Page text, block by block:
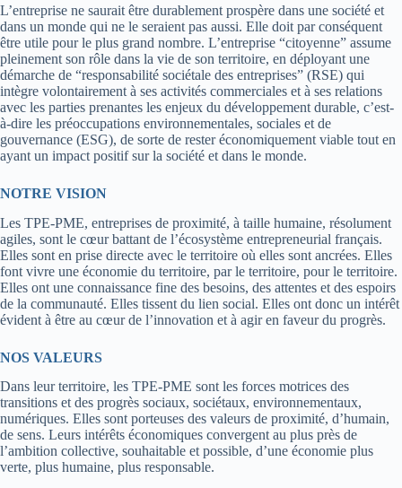
L’entreprise ne saurait être durablement prospère dans une société et
dans un monde qui ne le seraient pas aussi. Elle doit par conséquent
être utile pour le plus grand nombre. L’entreprise “citoyenne” assume
pleinement son rôle dans la vie de son territoire, en déployant une
démarche de “responsabilité sociétale des entreprises” (RSE) qui
intègre volontairement à ses activités commerciales et à ses relations
avec les parties prenantes les enjeux du développement durable, c’est-
à-dire les préoccupations environnementales, sociales et de
gouvernance (ESG), de sorte de rester économiquement viable tout en
ayant un impact positif sur la société et dans le monde.
NOTRE VISION
Les TPE-PME, entreprises de proximité, à taille humaine, résolument
agiles, sont le cœur battant de l’écosystème entrepreneurial français.
Elles sont en prise directe avec le territoire où elles sont ancrées. Elles
font vivre une économie du territoire, par le territoire, pour le territoire.
Elles ont une connaissance fine des besoins, des attentes et des espoirs
de la communauté. Elles tissent du lien social. Elles ont donc un intérêt
évident à être au cœur de l’innovation et à agir en faveur du progrès.
NOS VALEURS
Dans leur territoire, les TPE-PME sont les forces motrices des
transitions et des progrès sociaux, sociétaux, environnementaux,
numériques. Elles sont porteuses des valeurs de proximité, d’humain,
de sens. Leurs intérêts économiques convergent au plus près de
l’ambition collective, souhaitable et possible, d’une économie plus
verte, plus humaine, plus responsable.